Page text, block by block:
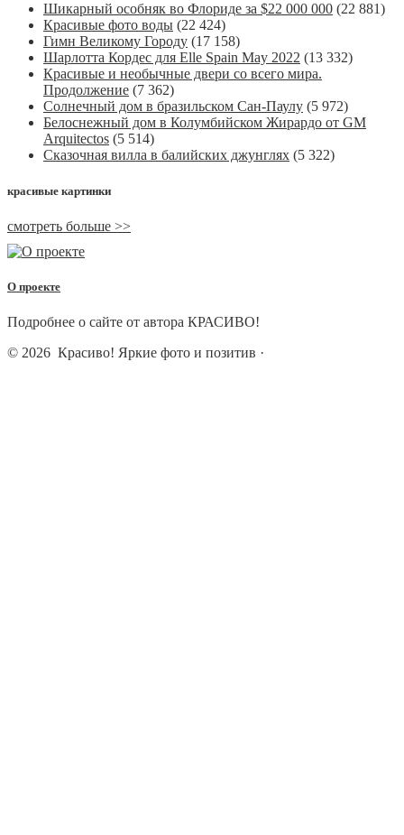
Шикарный особняк во Флориде за $22 000 000 (22 881)
Красивые фото воды (22 424)
Гимн Великому Городу (17 158)
Шарлотта Кордес для Elle Spain May 2022 (13 332)
Красивые и необычные двери со всего мира.
Продолжение (7 362)
Солнечный дом в бразильском Сан-Паулу (5 972)
Белоснежный дом в Колумбийском Жирардо от GM
Arquitectos (5 514)
Сказочная вилла в балийских джунглях (5 322)
красивые картинки
смотреть больше >>
О проекте
Подробнее о сайте от автора КРАСИВО!
© 2026 Красиво! Яркие фото и позитив ·